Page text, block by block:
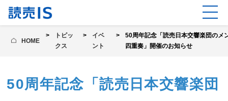
HOME
トピッ
クス
イベ
ント
50周年記念「読売日本交響楽団のメ
四重奏」開催のお知らせ
50周年記念「読売日本交響楽団